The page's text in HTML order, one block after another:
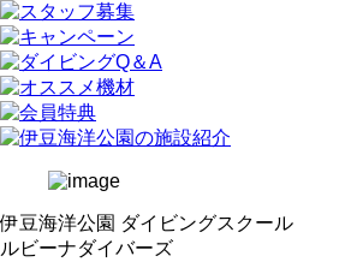
伊豆海洋公園 ダイビングスクール
ルビーナダイバーズ